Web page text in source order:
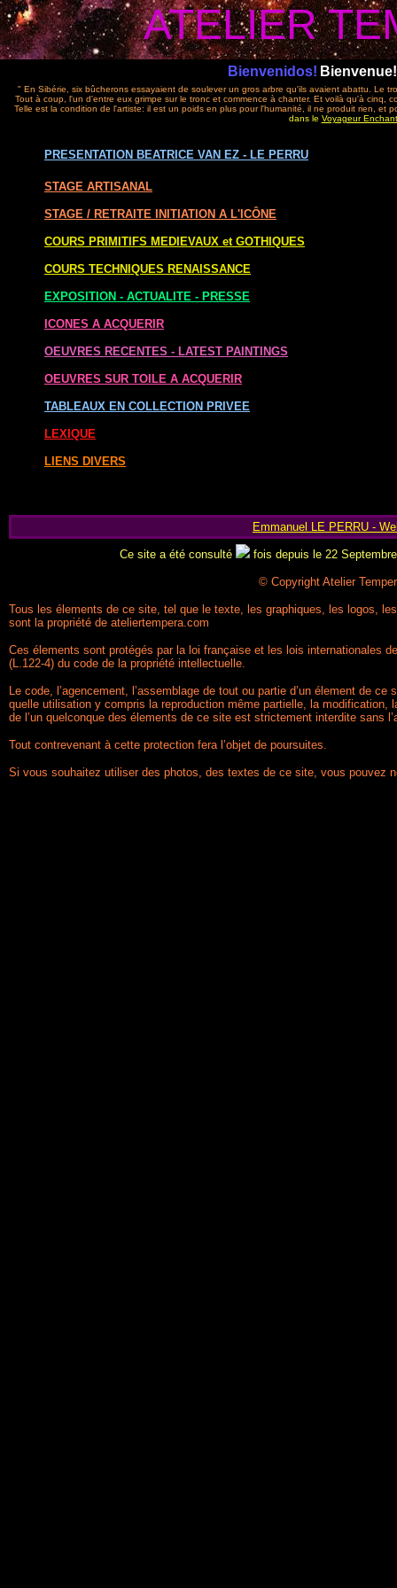
ATELIER
Bienvenidos! Bienvenue!
" En Sibérie, six bûcherons essayaient de soulever un gros arbre qu'ils avaient abattu. Le
Tout à coup, l'un d'entre eux grimpe sur le tronc et commence à chanter. Et voilà qu'à cinq,
Telle est la condition de l'artiste: il est un poids en plus pour l'humanité, il ne produit rien, et
dans le Voyageur
PRESENTATION BEATRICE VAN EZ - LE PERRU
STAGE ARTISANAL
STAGE / RETRAITE INITIATION A L'ICÔNE
COURS PRIMITIFS MEDIEVAUX et GOTHIQUES
COURS TECHNIQUES RENAISSANCE
EXPOSITION - ACTUALITE - PRESSE
ICONES A ACQUERIR
OEUVRES RECENTES - LATEST PAINTINGS
OEUVRES SUR TOILE A ACQUERIR
TABLEAUX EN COLLECTION PRIVEE
LEXIQUE
LIENS DIVERS
Emmanuel LE PERRU -
Ce site a été consulté fois depuis le 22
© Copyright Atelier
Tous les élements de ce site, tel que le texte, les graphiques, les logos,
sont la propriété de ateliertempera.com
Ces élements sont protégés par la loi française et les lois internationales
(L.122-4) du code de la propriété intellectuelle.
Le code, l’agencement, l’assemblage de tout ou partie d’un élement de
quelle utilisation y compris la reproduction même partielle, la modification,
de l’un quelconque des élements de ce site est strictement interdite sans
Tout contrevenant à cette protection fera l’objet de poursuites.
Si vous souhaitez utiliser des photos, des textes de ce site, vous pouvez